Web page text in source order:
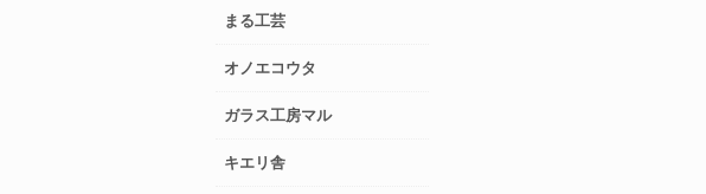
まる工芸
オノエコウタ
ガラス工房マル
キエリ舎